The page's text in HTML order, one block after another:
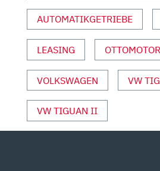
INFO“
VON
ANZEIGEN
AUTOMATIKGETRIEBE
LEASING OTTOMOTOR
VOLKSWAGEN VW
VW TIGUAN II